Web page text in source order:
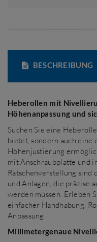
BESCHREIBUNG
Heberollen mit
Höhenanpassung und
Suchen Sie eine
bietet, sondern auch eine
Höhenjustierung
mit Anschraubplatte und
Ratschenverstellung sind
und Anlagen, die präzise
werden müssen. Erleben
einfacher Handhabung,
Anpassung.
Millimetergenaue